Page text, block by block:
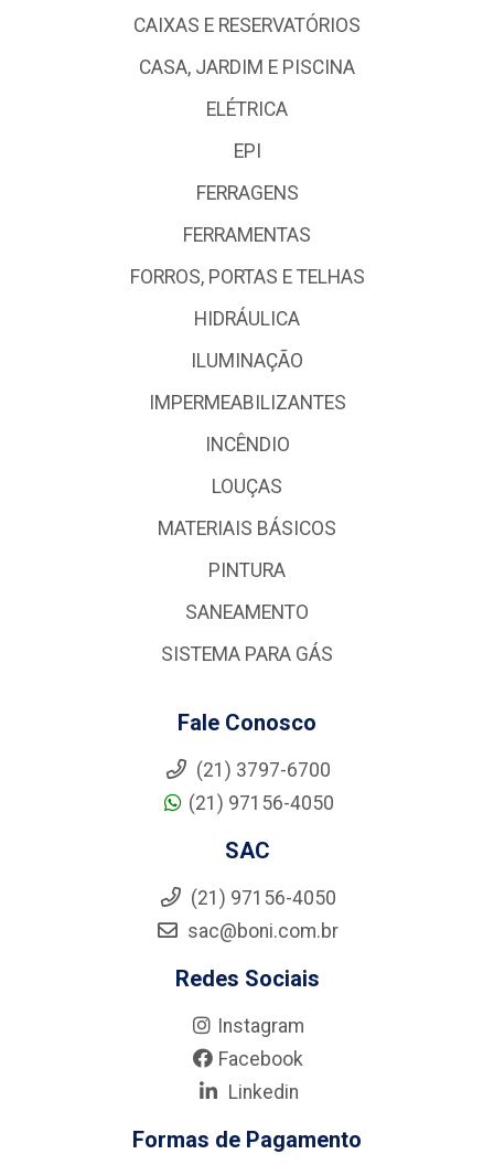
CAIXAS E RESERVATÓRIOS
CASA, JARDIM E PISCINA
ELÉTRICA
EPI
FERRAGENS
FERRAMENTAS
FORROS, PORTAS E TELHAS
HIDRÁULICA
ILUMINAÇÃO
IMPERMEABILIZANTES
INCÊNDIO
LOUÇAS
MATERIAIS BÁSICOS
PINTURA
SANEAMENTO
SISTEMA PARA GÁS
Fale Conosco
(21) 3797-6700
(21) 97156-4050
SAC
(21) 97156-4050
sac@boni.com.br
Redes Sociais
Instagram
Facebook
Linkedin
Formas de Pagamento